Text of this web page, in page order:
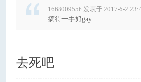
1668009556 发表于 2017-5-2
搞得一手好gay
去死吧